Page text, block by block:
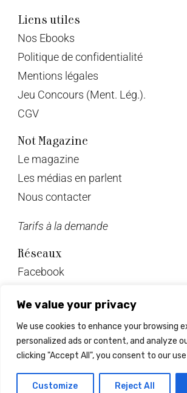
We value your privacy
We use cookies to enhance your browsing
personalized ads or content, and analyze
clicking "Accept All", you consent to our
Customize Reject All
Liens utiles
Nos Ebooks
Politique de confidentialité
Mentions légales
Jeu Concours (Ment. Lég.).
CGV
Not Magazine
Le magazine
Les médias en parlent
Nous contacter
Tarifs à la demande
Réseaux
Facebook
Instagram
Pinterest
Linkedin
© Not Magazine